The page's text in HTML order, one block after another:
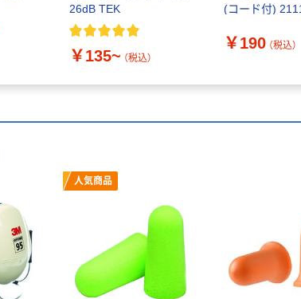
26dB TEK
￥135~ （税込）
(コード付)
￥190 （税込）
人気商品